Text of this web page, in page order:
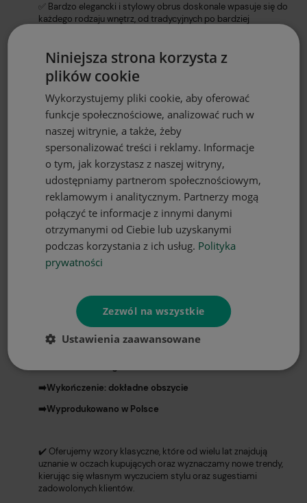
✅ Bardzo elegancki i stylowy obrus doskonale wpasuje się do
każdego rodzaju wnętrz, od tradycyjnych po bardziej
doskonale sprawdzi się jako nakrycie stołu w jadalni, kuchni a
także ławy w salonie.
wodoodporna tkanina pokryta powłoką teflonową.
Miła w dotyku, szybko schnie
zagniecenia.
✅ Bardzo ładne,
, które nie ulegają spraniu i
zachowują kolor na bardzo długi okres użytkowania.
✅ Gwarancja najwyższej jakości wykonania z pełną dbałością
o detale. Nasze produkty sąbezpieczne. Barwimy tylko
tkaniny, które posiadająCERTYFIKAT OEKO-TEX STANDARD
100używając atramentów zCERTYFIKATEM ECO PASSPORT.
➡️Marka: HomeView®️
➡️Skład: 100% poliester
➡️Materiał: wodoodporny, plamoodporny, matowy o
lnianym splocie
➡️Wykończenie: dokładne obszycie
➡️Wyprodukowano w Polsce
✔️ Oferujemy wzory klasyczne, które od wielu lat znajdują
uznanie w oczach kupujących oraz wyznaczamy nowe trendy,
kierując się własnym wyczuciem stylu oraz sugestiami
zadowolonych klientów.
Niniejsza strona korzysta z
plików cookie
Wykorzystujemy pliki cookie, aby oferować
funkcje społecznościowe, analizować ruch w
naszej witrynie, a także, żeby
spersonalizować treści i reklamy. Informacje
o tym, jak korzystasz z naszej witryny,
udostępniamy partnerom społecznościowym,
reklamowym i analitycznym. Partnerzy mogą
połączyć te informacje z innymi danymi
otrzymanymi od Ciebie lub uzyskanymi
podczas korzystania z ich usług. Polityka
prywatności
Zezwól na wszystkie
Ustawienia zaawansowane